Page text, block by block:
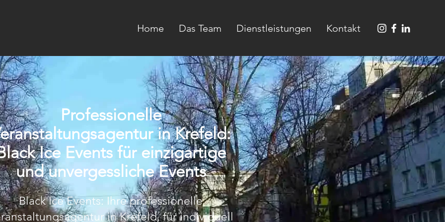
Home Das Team Dienstleistungen Kontakt
Professionelle
in Krefeld:
Ice Events für einzigartige
und unvergessliche Events
Black Ice Events: Ihre professionelle
in Krefeld, für individuell